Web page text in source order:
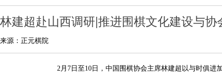
林建超赴山西调研|推进围棋文化建设与协
来源：正元棋院
2月 7日至10日，中国围棋协会主席林建超以与时俱进